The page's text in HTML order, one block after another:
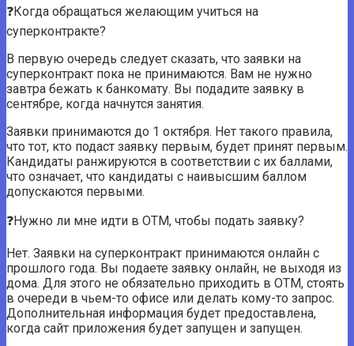
❓Когда обращаться желающим учиться на
суперконтракте?
В первую очередь следует сказать, что заявки на
суперконтракт пока не принимаются. Вам не нужно
завтра бежать к банкомату. Вы подадите заявку в
сентябре, когда начнутся занятия.
Заявки принимаются до 1 октября. Нет такого правила,
что тот, кто подаст заявку первым, будет принят первым.
Кандидаты ранжируются в соответствии с их баллами,
что означает, что кандидаты с наивысшим баллом
допускаются первыми.
❓Нужно ли мне идти в OTM, чтобы подать заявку?
Нет. Заявки на суперконтракт принимаются онлайн с
прошлого года. Вы подаете заявку онлайн, не выходя из
дома. Для этого не обязательно приходить в ОТМ, стоять
в очереди в чьем-то офисе или делать кому-то запрос.
Дополнительная информация будет предоставлена,
когда сайт приложения будет запущен и запущен.